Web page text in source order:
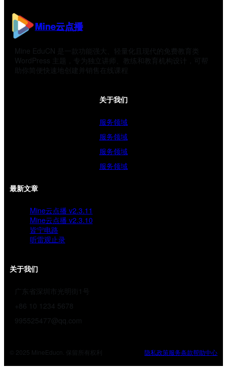
Mine云点播
Mine EduCN 是一款功能强大、轻量化且现代的免费教育类
WordPress 主题，专为独立讲师、教练和教育机构设计，可帮
助你简便快速地创建并销售在线课程
关于我们
服务领域
服务领域
服务领域
服务领域
最新文章
Mine云点播 v2.3.11
Mine云点播 v2.3.10
皆宁电路
听雷观止录
关于我们
广东省深圳市光明街1号
+86 10 1234 5678
995525477@qq.com
© 2025 MineEducn. 保留所有权利 隐私政策服务条款帮助中心